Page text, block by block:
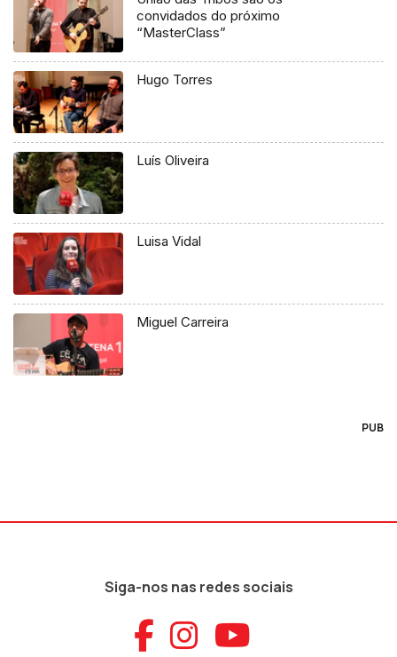
convidados do próximo
“MasterClass”
Hugo Torres
Luís Oliveira
Luisa Vidal
Miguel Carreira
PUB
Siga-nos nas redes sociais
Aceder ao
Aceder ao
Aceder